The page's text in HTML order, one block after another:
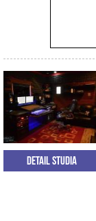
Detail studia